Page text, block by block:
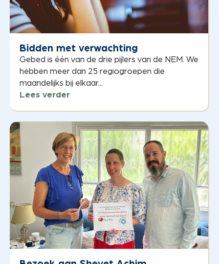
Bidden met verwachting
Gebed is één van de drie pijlers van de NEM. We
hebben meer dan 25 regiogroepen die
maandelijks bij elkaar...
Lees verder